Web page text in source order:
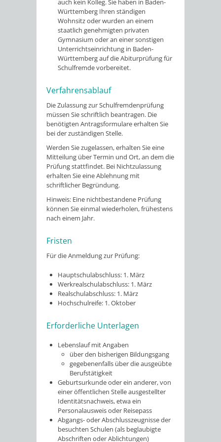
auch kein Kolleg. Sie haben in Baden-
Württemberg Ihren ständigen
Wohnsitz oder wurden an einem
staatlich genehmigten privaten
Gymnasium oder an einer sonstigen
Unterrichtseinrichtung in Baden-
Württemberg auf die Abiturprüfung für
Schulfremde vorbereitet.
Verfahrensablauf
Die Zulassung zur Schulfremdenprüfung
müssen Sie schriftlich beantragen. Die
benötigten Antragsformulare erhalten Sie
bei der zuständigen Stelle.
Werden Sie zugelassen, erhalten Sie eine
Mitteilung über Termin und Ort, an dem die
Prüfung stattfindet. Bei Nichtzulassung
erhalten Sie eine Ablehnung mit
schriftlicher Begründung.
Hinweis: Eine nichtbestandene Prüfung
können Sie einmal wiederholen,frühestens
nach einem Jahr.
Fristen
Für die Anmeldung zur Prüfung:
Hauptschulabschluss: 1. März
Werkrealschulabschluss: 1. März
Realschulabschluss: 1. März
Hochschulreife: 1. Oktober
Erforderliche Unterlagen
Lebenslauf mit Angaben
über den bisherigen Bildungsgang
gegebenenfalls über die ausgeübte
Berufstätigkeit
Geburtsurkunde oder ein anderer, von
einer öffentlichen Stelle ausgestellter
Identitätsnachweis, etwa ein
Personalausweis oder Reisepass
Abgangs- oder Abschlusszeugnisse der
besuchten Schulen (als beglaubigte
Abschriften oder Ablichtungen)